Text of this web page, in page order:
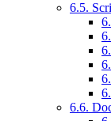
6.5.
6.6.